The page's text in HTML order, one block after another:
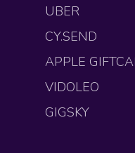
UBER
CY.SEND
APPLE
VIDOLEO
GIGSKY